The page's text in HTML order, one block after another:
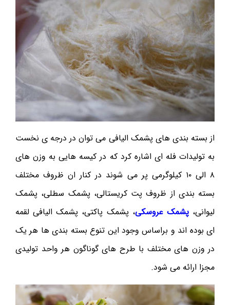
از بسته بندی های پشمک الیافی می توان در درجه ی نخست
به تولیدات فله ای اشاره کرد که در کیسه هایی به وزن های
۸ الی ۱۰ کیلوگرمی پر می شوند در کنار ان ظروف مختلف
بسته بندی از ظروف پت کریستالی، پشمک سطلی، پشمک
لیوانی،پشمک عروسکی، پشمک پاکتی، پشمک الیافی لقمه
ای بوده اند و براساس وجود این تنوع بسته بندی ها هر یک
در وزن های مختلف با طرح های گوناگون هر واحد تولیدی
مجزا ارائه می شود.